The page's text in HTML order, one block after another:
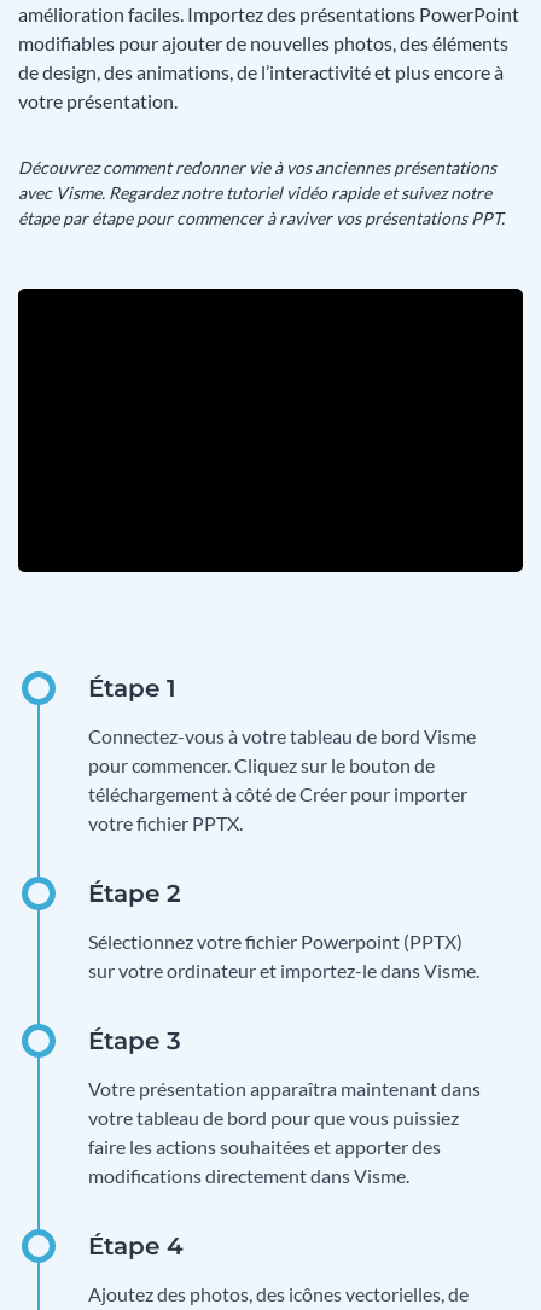
amélioration faciles. Importez des présentations PowerPoint
modifiables pour ajouter de nouvelles photos, des éléments
de design, des animations, de l’interactivité et plus encore à
votre présentation.
Découvrez comment redonner vie à vos anciennes présentations
avec Visme. Regardez notre tutoriel vidéo rapide et suivez notre
étape par étape pour commencer à raviver vos présentations PPT.
Connectez-vous à votre tableau de bord Visme
pour commencer. Cliquez sur le bouton de
téléchargement à côté de Créer pour importer
votre fichier PPTX.
Sélectionnez votre fichier Powerpoint (PPTX)
sur votre ordinateur et importez-le dans Visme.
Votre présentation apparaîtra maintenant dans
votre tableau de bord pour que vous puissiez
faire les actions souhaitées et apporter des
modifications directement dans Visme.
Ajoutez des photos, des icônes vectorielles, de